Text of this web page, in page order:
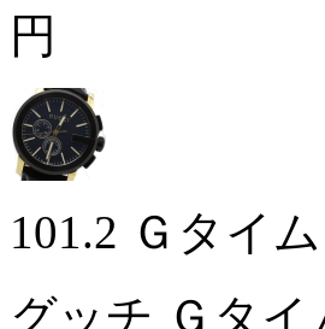
円
101.2 Ｇタイ
グッチ Ｇタ